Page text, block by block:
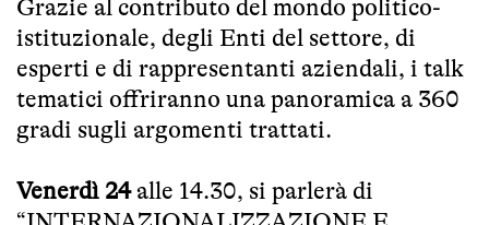
Grazie al contributo del mondo politico-
istituzionale, degli Enti del settore, di
esperti e di rappresentanti aziendali, i talk
tematici offriranno una panoramica a 360
gradi sugli argomenti trattati.
Venerdì 24 alle 14.30, si parlerà di